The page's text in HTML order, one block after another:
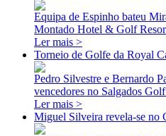
Equipa de Espinho bateu
Montado Hotel & Golf
Ler mais >
Torneio de Golfe da Royal
Pedro Silvestre e Bernardo
vencedores no Salgados
Ler mais >
Miguel Silveira revela-se no